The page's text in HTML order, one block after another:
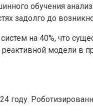
обучения
задолго до
на 40%, что
модели в
году.